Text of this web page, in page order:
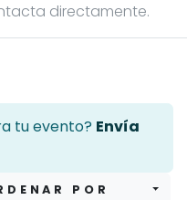
directamente.
tu evento? Envía
POR